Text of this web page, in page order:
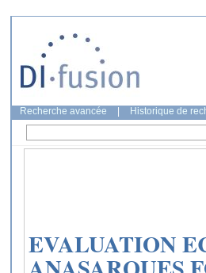
Recherche avancée Historique de
EVALUATION